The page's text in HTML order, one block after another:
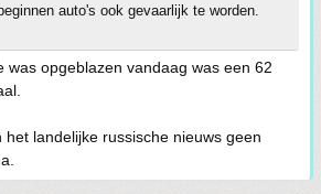
auto's ook gevaarlijk te worden.
was opgeblazen vandaag was een 62
het landelijke russische nieuws geen